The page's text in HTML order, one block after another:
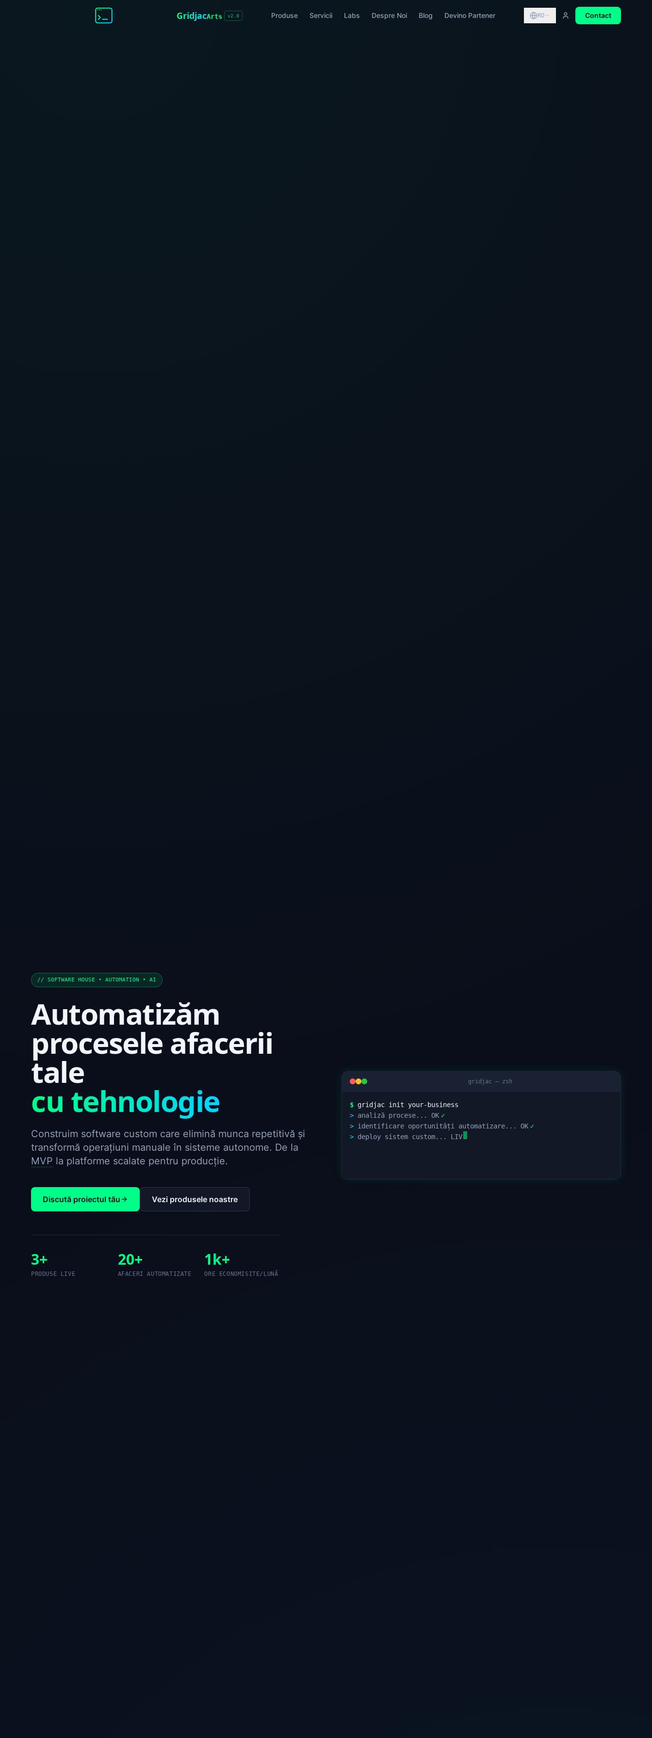
GridjacArts v2.0 Produse Servicii Labs Despre Noi Blog Devino Partener RO Contact
// SOFTWARE HOUSE • AUTOMATION • AI
Automatizăm
procesele afacerii
tale
cu tehnologie
Construim software custom care elimină munca repetitivă și
transformă operațiuni manuale în sisteme autonome. De la
MVP la platforme scalate pentru producție.
Discută proiectul tău Vezi produsele noastre
3+
PRODUSE LIVE
20+
AFACERI AUTOMATIZATE
1k+
ORE ECONOMISITE/LUNĂ
gridjac — zsh
$ gridjac init your-business
> analiză procese... OK ✓
> identificare oportunități automatizare... OK ✓
> deploy sistem custom... LIVE